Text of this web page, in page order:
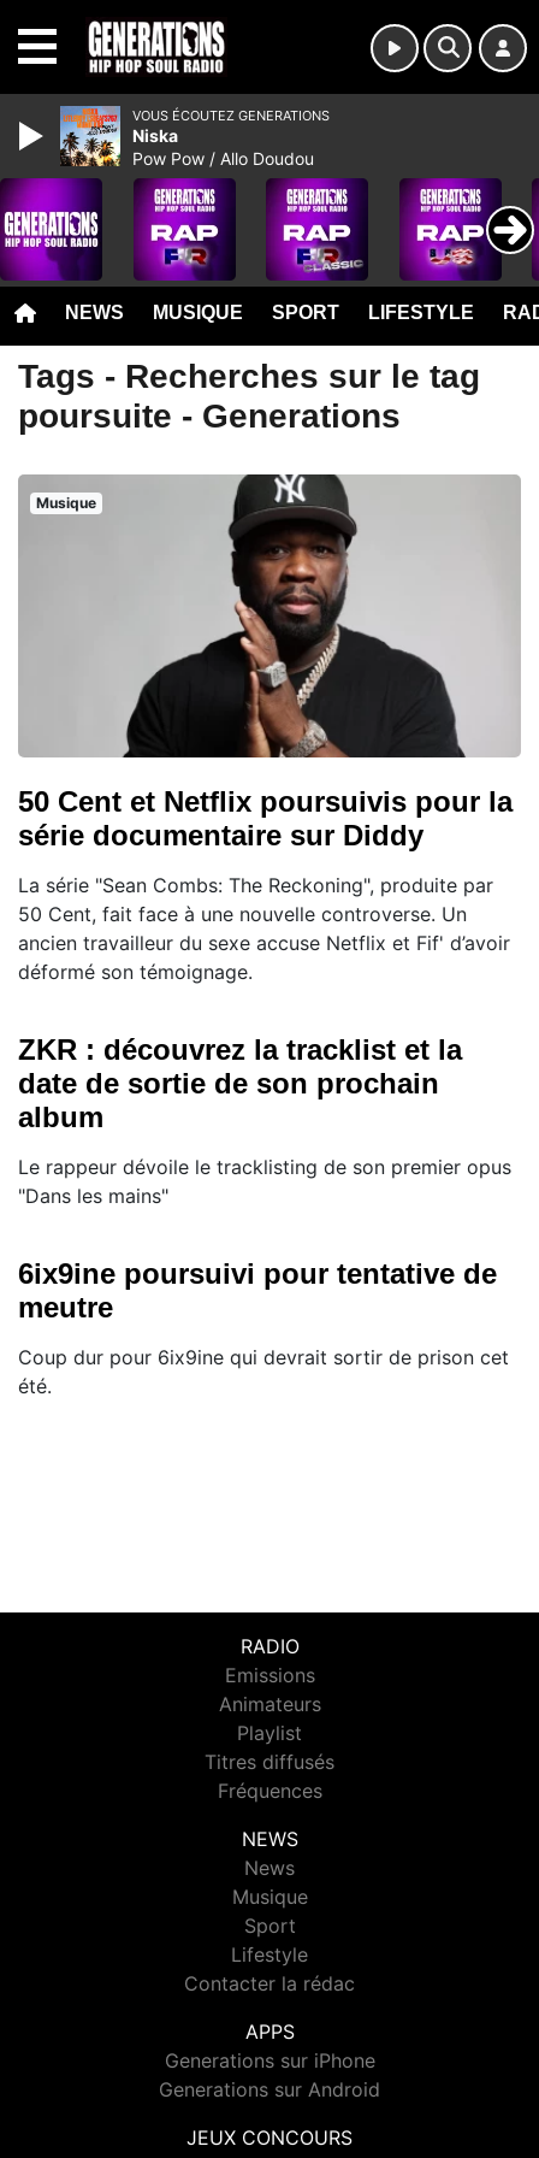
NEWS MUSIQUE SPORT LIFESTYLE
Tags - Recherches sur le tag
poursuite - Generations
Musique
50 Cent et Netflix poursuivis pour la
série documentaire sur Diddy
La série "Sean Combs: The Reckoning", produite par
50 Cent, fait face à une nouvelle controverse. Un
ancien travailleur du sexe accuse Netflix et Fif' d’avoir
déformé son témoignage.
ZKR : découvrez la tracklist et la
date de sortie de son prochain
album
Le rappeur dévoile le tracklisting de son premier opus
"Dans les mains"
6ix9ine poursuivi pour tentative de
meutre
Coup dur pour 6ix9ine qui devrait sortir de prison cet
été.
RADIO
Emissions
Animateurs
Playlist
Titres diffusés
Fréquences
NEWS
News
Musique
Sport
Lifestyle
Contacter la rédac
APPS
Generations sur iPhone
Generations sur Android
JEUX CONCOURS
VOUS ÉCOUTEZ GENERATIONS
Niska
Pow Pow / Allo Doudou